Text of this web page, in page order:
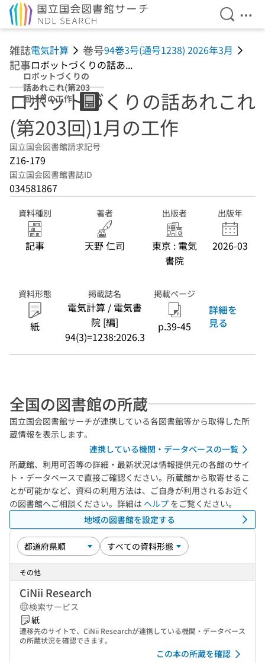
検索を
メ
雑誌電気計算 巻号94巻3号(通号1238) 2026年3月
記事ロボットづくりの話あ...
ロボットづくりの
話あれこれ(第203
回)1月の工作
ロボットづくりの話あれこれ
(第203回)1月の工作
国立国会図書館請求記号
Z16-179
国立国会図書館書誌ID
034581867
資料種別
記事
著者
天野 仁司
出版者
東京 : 電気
書院
出版年
2026-03
資料形態
紙
掲載誌名
電気計算 / 電気書
院 [編]
94(3)=1238:2026.3
掲載ページ
p.39-45
詳細を
見る
全国の図書館の所蔵
国立国会図書館サーチが連携している各図書館等から取得した所
蔵情報を表示します。
連携している機関・データベースの一覧
所蔵館、利用可否等の詳細・最新状況は情報提供元の各館のサイ
ト・データベースで直接ご確認ください。所蔵館から取寄せるこ
とが可能かなど、資料の利用方法は、ご自身が利用されるお近く
の図書館へご相談ください。詳細は ヘルプ をご覧ください。
地域の図書館を設定する
その他
CiNii Research
検索サービス
紙
遷移先のサイトで、CiNii Researchが連携している機関・データベース
の所蔵状況を確認できます。
この本の所蔵を確認